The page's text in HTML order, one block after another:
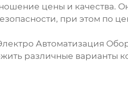
цены и качества.
при этом по
Автоматизация
различные варианты